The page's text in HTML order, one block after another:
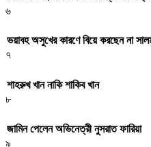
৬
ভয়াবহ অসুখের কারণে বিয়ে করছেন না
৭
শাহরুখ খান নাকি শাকিব খান
৮
জামিন পেলেন অভিনেত্রী নুসরাত ফারিয়া
৯